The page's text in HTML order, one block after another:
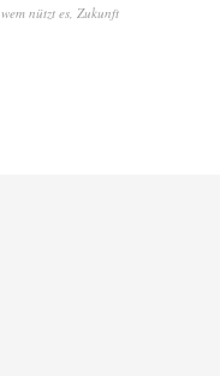
wem nützt es, Zukunft